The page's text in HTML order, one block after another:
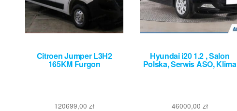
Citroen Jumper L3H2
165KM Furgon
120699,00zł
Hyundai i20 1.2 , Salon
Polska, Serwis ASO, Klima
46000,00 zł